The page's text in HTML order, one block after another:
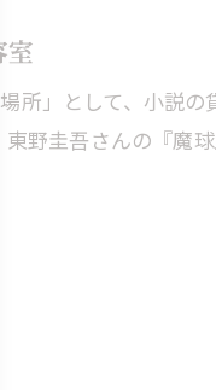
室
」として、小説の
野圭吾さんの『魔